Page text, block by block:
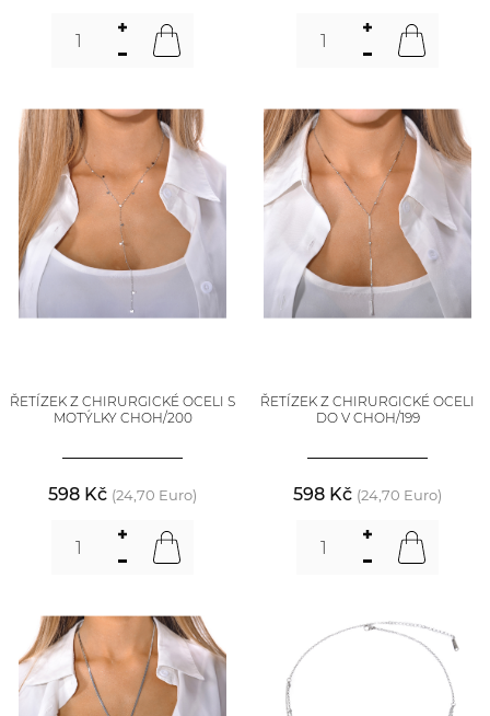
ŘETÍZEK Z CHIRURGICKÉ OCELI S
MOTÝLKY CHOH/200
598 Kč (24,70 Euro)
ŘETÍZEK Z CHIRURGICKÉ OCELI
DO V CHOH/199
598 Kč (24,70 Euro)